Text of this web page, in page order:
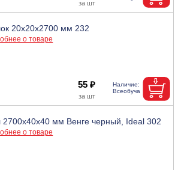
20х20х2700 мм 232
о товаре
55 ₽
2700х40х40 мм Венге черный, Ideal 302
о товаре